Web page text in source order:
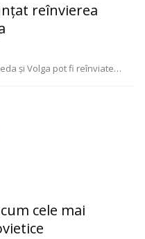
reînvierea
şi Volga pot fi reînviate…
cele mai